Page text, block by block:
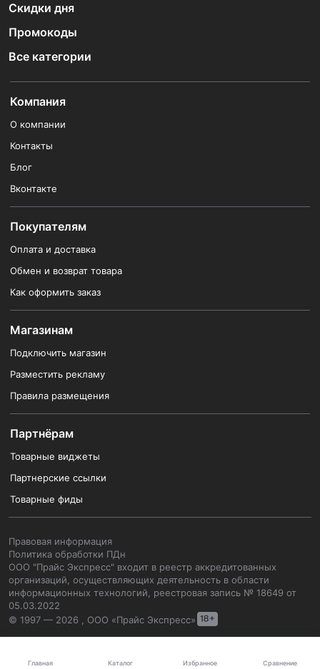
Главная Каталог Избранное Сравнение
Скидки дня
Промокоды
Все категории
Компания
О компании
Контакты
Блог
Вконтакте
Покупателям
Оплата и доставка
Обмен и возврат товара
Как оформить заказ
Магазинам
Подключить магазин
Разместить рекламу
Правила размещения
Партнёрам
Товарные виджеты
Партнерские ссылки
Товарные фиды
Правовая информация
Политика обработки ПДн
ООО "Прайс Экспресс" входит в реестр аккредитованных
организаций, осуществляющих деятельность в области
информационных технологий, реестровая запись № 18649 от
05.03.2022
© 1997 — 2026 , ООО «Прайс Экспресс»